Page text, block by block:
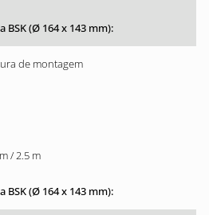
de montagem
/ 2.5 m